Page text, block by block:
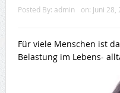
Posted By: admin on: Juni 28,
Für viele Menschen ist
Belastung im Lebens-